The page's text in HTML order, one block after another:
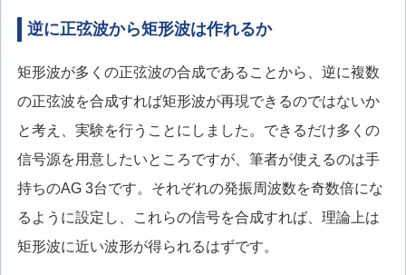
逆に正弦波から矩形波は作れるか
矩形波が多くの正弦波の合成であることから、逆に複数
の正弦波を合成すれば矩形波が再現できるのではないか
と考え、実験を行うことにしました。できるだけ多くの
信号源を用意したいところですが、筆者が使えるのは手
持ちのAG 3台です。それぞれの発振周波数を奇数倍にな
るように設定し、これらの信号を合成すれば、理論上は
矩形波に近い波形が得られるはずです。